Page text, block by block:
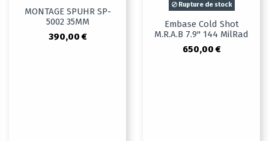
MONTAGE SPUHR SP-
5002 35MM
390,00 €
Rupture de stock
Embase Cold Shot
M.R.A.B 7.9" 144 MilRad
650,00 €